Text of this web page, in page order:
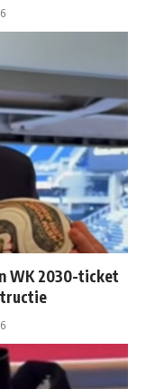
WK 2030-ticket